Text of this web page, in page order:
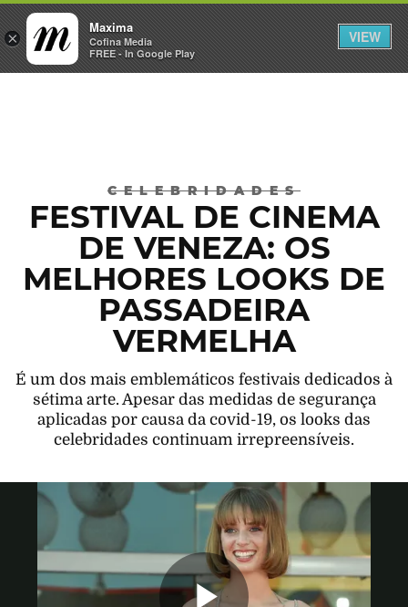
×
Maxima
Cofina Media
FREE - In Google Play
VIEW
INICIAR SESSÃO
CELEBRIDADES
FESTIVAL DE CINEMA
DE VENEZA: OS
MELHORES LOOKS DE
PASSADEIRA
VERMELHA
É um dos mais emblemáticos festivais dedicados à
sétima arte. Apesar das medidas de segurança
aplicadas por causa da covid-19, os looks das
celebridades continuam irrepreensíveis.